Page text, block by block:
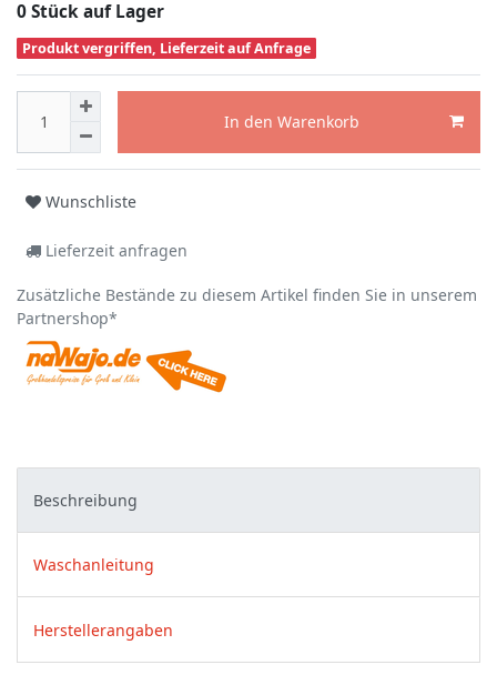
0 Stück auf Lager
Produkt vergriffen, Lieferzeit auf Anfrage
In den Warenkorb
Wunschliste
Lieferzeit anfragen
Zusätzliche Bestände zu diesem Artikel finden Sie in unserem
Partnershop*
Beschreibung
Waschanleitung
Herstellerangaben